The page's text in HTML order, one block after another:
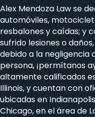
Alex Mendoza Law se
automóviles,
resbalones y caídas; y
sufrido lesiones o
debido a la
persona, ¡permítanos
altamente calificados
Illinois, y cuentan con
ubicadas en
Chicago, en el área de